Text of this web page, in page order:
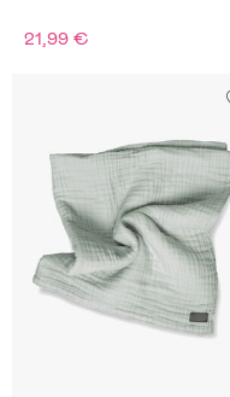
21,99 €